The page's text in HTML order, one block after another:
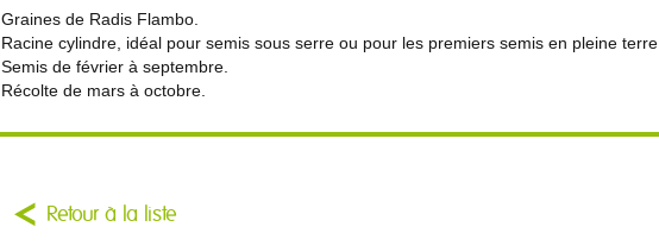
Graines de Radis Flambo.
Racine cylindre, idéal pour semis sous serre ou pour les premiers semis en pleine terre.
Semis de février à septembre.
Récolte de mars à octobre.
Retour à la liste